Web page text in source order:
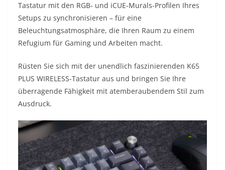
Tastatur mit den RGB- und iCUE-Murals-Profilen Ihres
Setups zu synchronisieren – für eine
Beleuchtungsatmosphäre, die Ihren Raum zu einem
Refugium für Gaming und Arbeiten macht.
Rüsten Sie sich mit der unendlich faszinierenden K65
PLUS WIRELESS-Tastatur aus und bringen Sie Ihre
überragende Fähigkeit mit atemberaubendem Stil zum
Ausdruck.